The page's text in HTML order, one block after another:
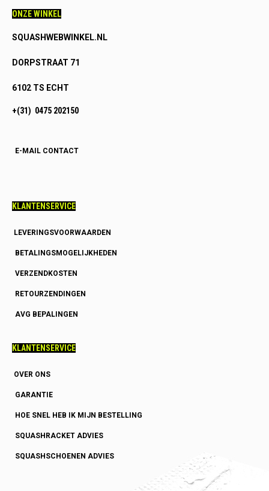
ONZE WINKEL
SQUASHWEBWINKEL.NL
DORPSTRAAT 71
6102 TS ECHT
+(31) 0475 202150
E-MAIL CONTACT
KLANTENSERVICE
LEVERINGSVOORWAARDEN
BETALINGSMOGELIJKHEDEN
VERZENDKOSTEN
RETOURZENDINGEN
AVG BEPALINGEN
KLANTENSERVICE
OVER ONS
GARANTIE
HOE SNEL HEB IK MIJN BESTELLING
SQUASHRACKET ADVIES
SQUASHSCHOENEN ADVIES